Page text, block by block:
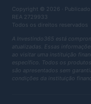
Copyright © 2026 ·
REA 2729933
Todos os direitos reservados
A Investindo365 está
atualizadas. Essas
ao visitar uma instituição
específico. Todos os
são apresentados sem
condições da instituição